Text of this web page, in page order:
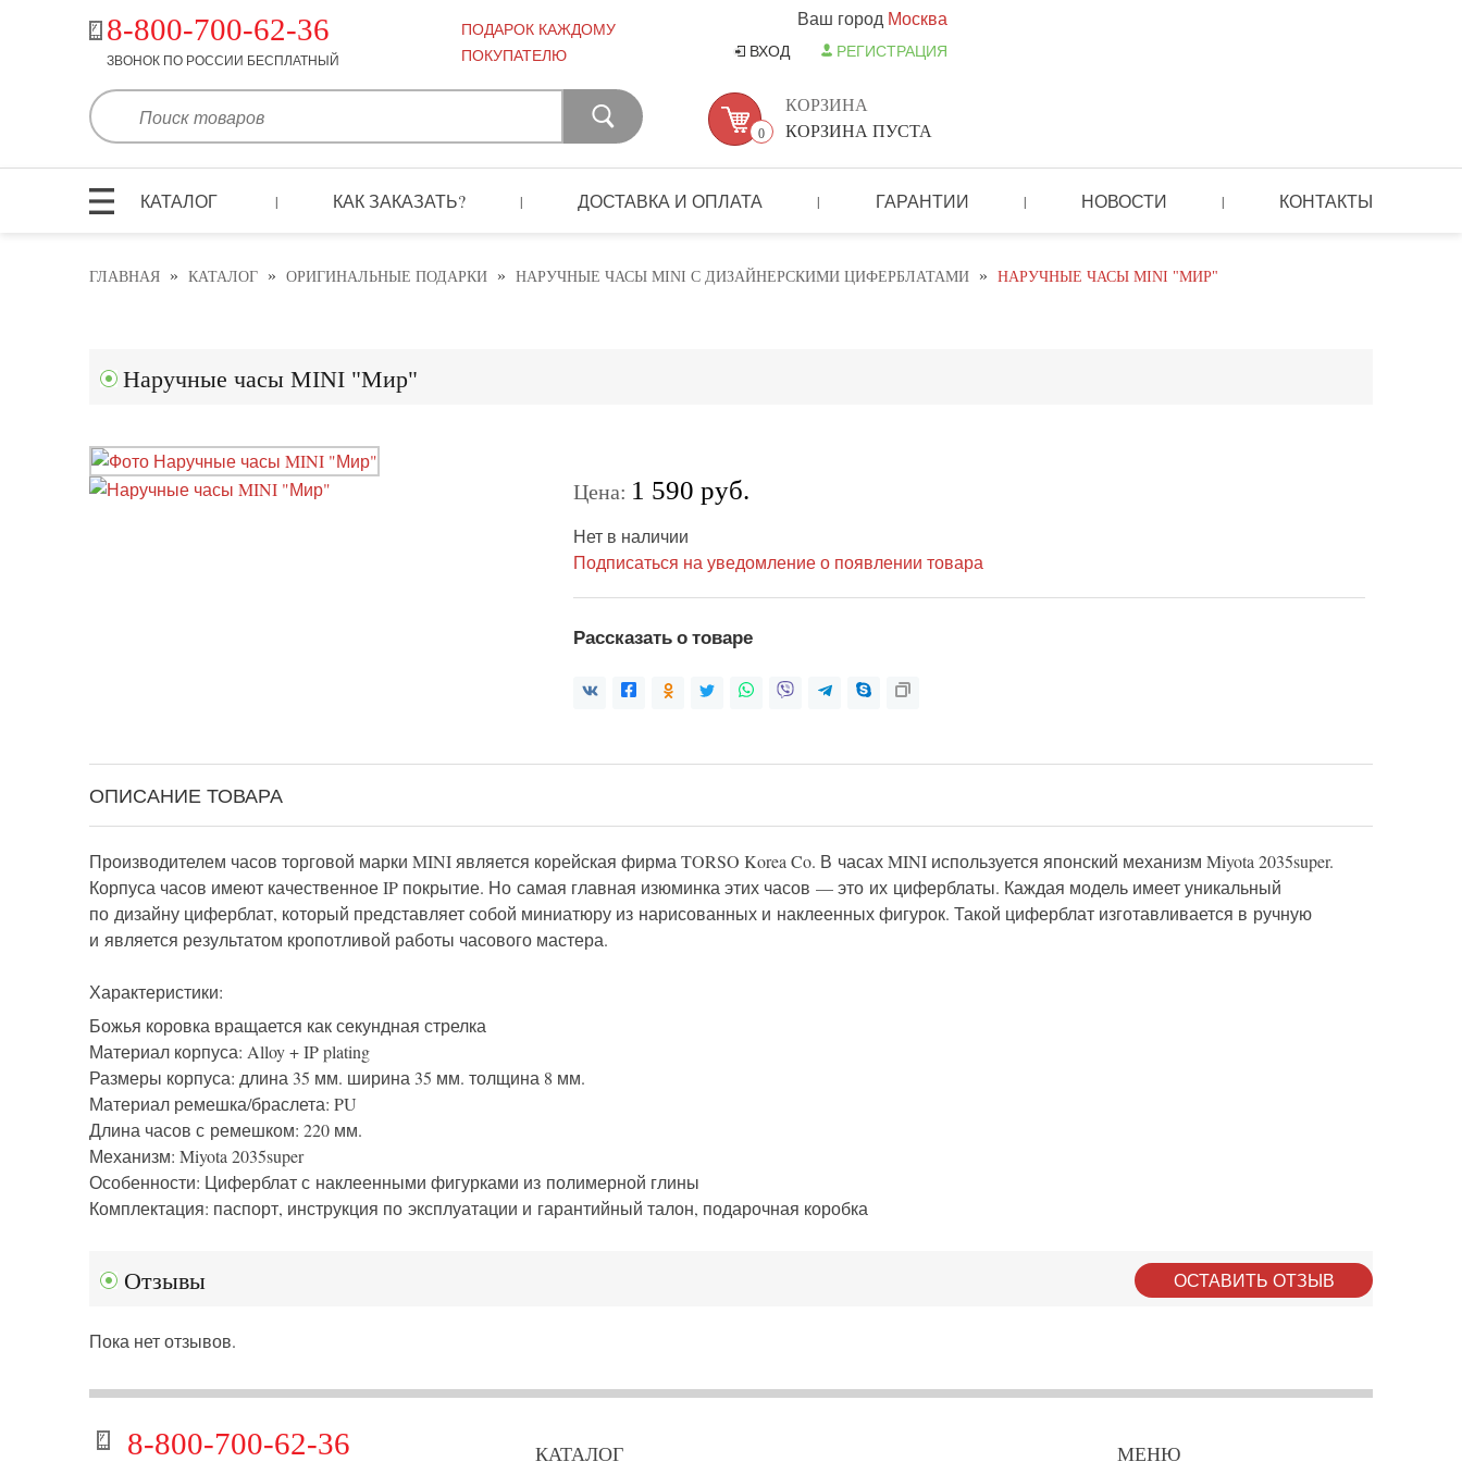
8-800-700-62-36
ЗВОНОК ПО РОССИИ БЕСПЛАТНЫЙ
ПОДАРОК КАЖДОМУ
ПОКУПАТЕЛЮ
Ваш город Москва
ВХОД РЕГИСТРАЦИЯ
0
КОРЗИНА
КОРЗИНА ПУСТА
КАТАЛОГ | КАК ЗАКАЗАТЬ? | ДОСТАВКА И ОПЛАТА | ГАРАНТИИ | НОВОСТИ | КОНТАКТЫ
ГЛАВНАЯ » КАТАЛОГ » ОРИГИНАЛЬНЫЕ ПОДАРКИ » НАРУЧНЫЕ ЧАСЫ MINI С ДИЗАЙНЕРСКИМИ ЦИФЕРБЛАТАМИ » НАРУЧНЫЕ ЧАСЫ MINI "МИР"
Наручные часы MINI "Мир"
Цена: 1 590 руб.
Нет в наличии
Подписаться на уведомление о появлении товара
Рассказать о товаре
ОПИСАНИЕ ТОВАРА
Производителем часов торговой марки MINI является корейская фирма TORSO Korea Co. В часах MINI используется японский механизм Miyota 2035super.
Корпуса часов имеют качественное IP покрытие. Но самая главная изюминка этих часов — это их циферблаты. Каждая модель имеет уникальный
по дизайну циферблат, который представляет собой миниатюру из нарисованных и наклеенных фигурок. Такой циферблат изготавливается в ручную
и является результатом кропотливой работы часового мастера.
Характеристики:
Божья коровка вращается как секундная стрелка
Материал корпуса: Alloy + IP plating
Размеры корпуса: длина 35 мм. ширина 35 мм. толщина 8 мм.
Материал ремешка/браслета: PU
Длина часов с ремешком: 220 мм.
Механизм: Miyota 2035super
Особенности: Циферблат с наклеенными фигурками из полимерной глины
Комплектация: паспорт, инструкция по эксплуатации и гарантийный талон, подарочная коробка
Отзывы ОСТАВИТЬ ОТЗЫВ
Пока нет отзывов.
8-800-700-62-36 КАТАЛОГ МЕНЮ